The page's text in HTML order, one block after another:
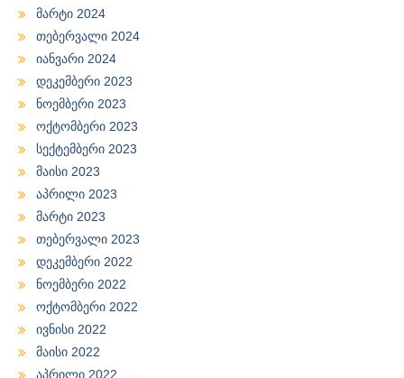
მარტი 2024
თებერვალი 2024
იანვარი 2024
დეკემბერი 2023
ნოემბერი 2023
ოქტომბერი 2023
სექტემბერი 2023
მაისი 2023
აპრილი 2023
მარტი 2023
თებერვალი 2023
დეკემბერი 2022
ნოემბერი 2022
ოქტომბერი 2022
ივნისი 2022
მაისი 2022
აპრილი 2022